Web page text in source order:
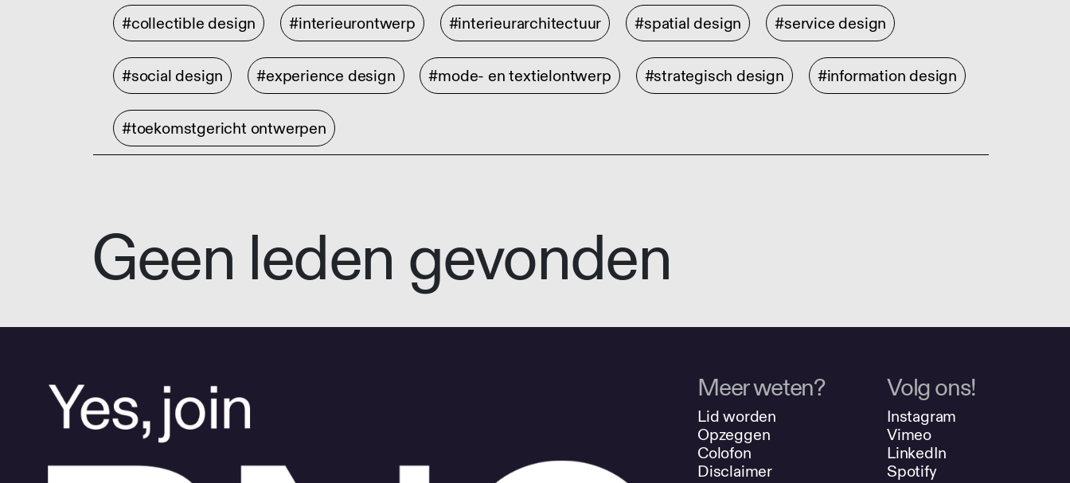
#collectible design #interieurontwerp #interieurarchitectuur #spatial design #service design
#social design #experience design #mode- en textielontwerp #strategisch design #information design
#toekomstgericht ontwerpen
Geen leden gevonden
Meer weten?
Lid worden
Opzeggen
Colofon
Disclaimer
Volg ons!
Instagram
Vimeo
LinkedIn
Spotify